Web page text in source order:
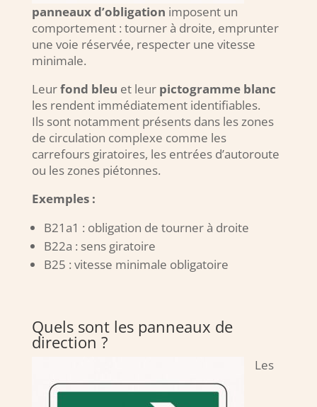
panneaux d’obligation imposent un
comportement : tourner à droite, emprunter
une voie réservée, respecter une vitesse
minimale.
Leurfond bleu et leur pictogramme blanc
les rendent immédiatement identifiables.
Ils sont notamment présents dans les zones
de circulation complexe comme les
carrefours giratoires, les entrées d’autoroute
ou les zones piétonnes.
Exemples :
B21a1 : obligation de tourner à droite
B22a : sens giratoire
B25 : vitesse minimale obligatoire
Quels sont les panneaux de
direction ?
Les